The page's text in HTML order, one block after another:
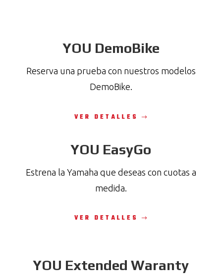
YOU DemoBike
Reserva una prueba con nuestros modelos
DemoBike.
VER DETALLES
YOU EasyGo
Estrena la Yamaha que deseas con cuotas a
medida.
VER DETALLES
YOU Extended Waranty